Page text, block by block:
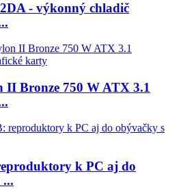
- výkonný chladič
II Bronze 750 W ATX 3.1
k PC aj do